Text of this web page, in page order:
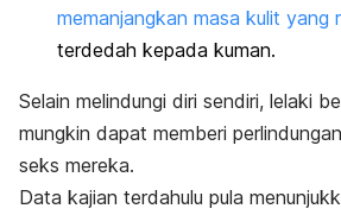
memanjangkan masa kulit yang
terdedah kepada kuman.
Selain melindungi diri sendiri, lelaki
mungkin dapat memberi
seks mereka.
Data kajian terdahulu pula